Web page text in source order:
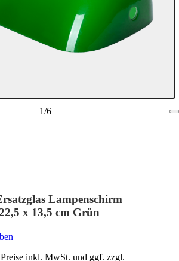
1/6
Lampenschirm
x 13,5 cm Grün
inkl. MwSt. und ggf. zzgl.